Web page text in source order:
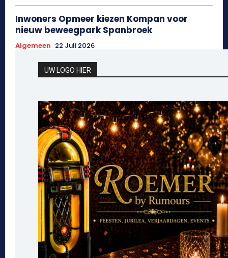
Inwoners Opmeer kiezen Kompan voor
nieuw beweegpark Spanbroek
Algemeen 22 Juli 2026
UW LOGO HIER